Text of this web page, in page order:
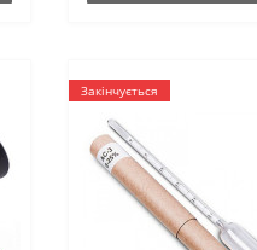
Закінчується